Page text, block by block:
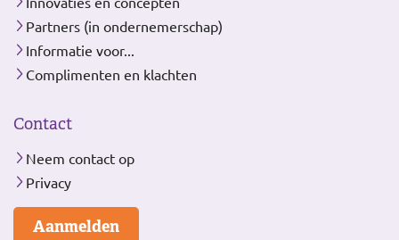
Partners (in ondernemerschap)
Informatie voor...
Complimenten en klachten
Contact
Neem contact op
Privacy
Aanmelden